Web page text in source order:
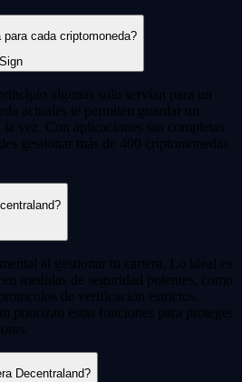
cada criptomoneda?
algunas solo servían para un
actuales te permiten guardar un
vez. Con aplicaciones tan completas
gestionar más de 400 criptomonedas
al gestionar tu cartera. Lo ideal es
medidas de seguridad potentes, como
de verificación estrictos.
priorizan estas funciones para proteger
Decentraland?